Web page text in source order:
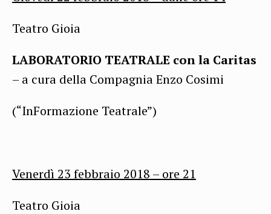
Teatro Gioia
LABORATORIO TEATRALE con la Caritas
– a cura della Compagnia Enzo Cosimi
(“InFormazione Teatrale”)
Venerdì 23 febbraio 2018 – ore 21
Teatro Gioia